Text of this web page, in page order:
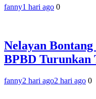
fanny1 hari ago 0
Nelayan
BPBD Turunkan
fanny2 hari ago2 hari ago 0